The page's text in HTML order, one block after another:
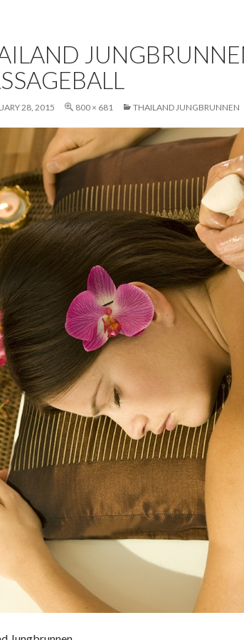
28, 2015 800 × 681 THAILAND JUNGBRUNNEN